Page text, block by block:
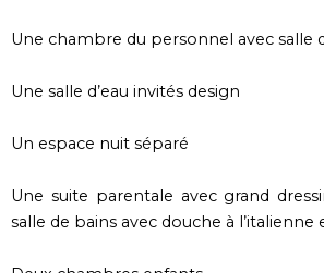
Une chambre du personnel avec salle
Une salle d’eau invités design
Un espace nuit séparé
Une suite parentale avec grand
salle de bains avec douche à